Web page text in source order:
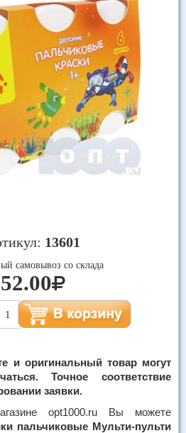
13601
самовывоз со склада
и оригинальный товар могут
Точное соответствие
заявки.
opt1000.ru Вы можете
пальчиковые Мульти-пульти